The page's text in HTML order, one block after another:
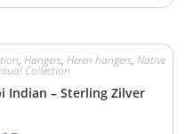
, Hangers, Heren hangers, Native
Collection
Indian – Sterling Zilver